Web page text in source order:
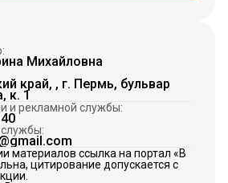
Михайловна
край, , г. Пермь, бульвар
к. 1
и рекламной службы:
материалов ссылка на портал «В
цитирование допускается с